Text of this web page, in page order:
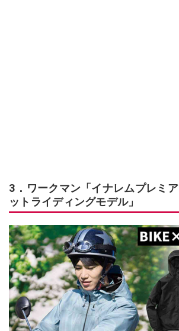
3．ワークマン「イナレムプレミ
ットライディングモデル」